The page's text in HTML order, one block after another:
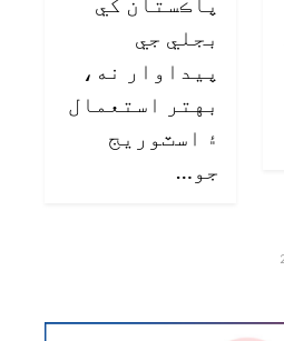
بجلي جي
پيداوار نه،
بهتر استعمال
۽ اسٽوريج
جو…